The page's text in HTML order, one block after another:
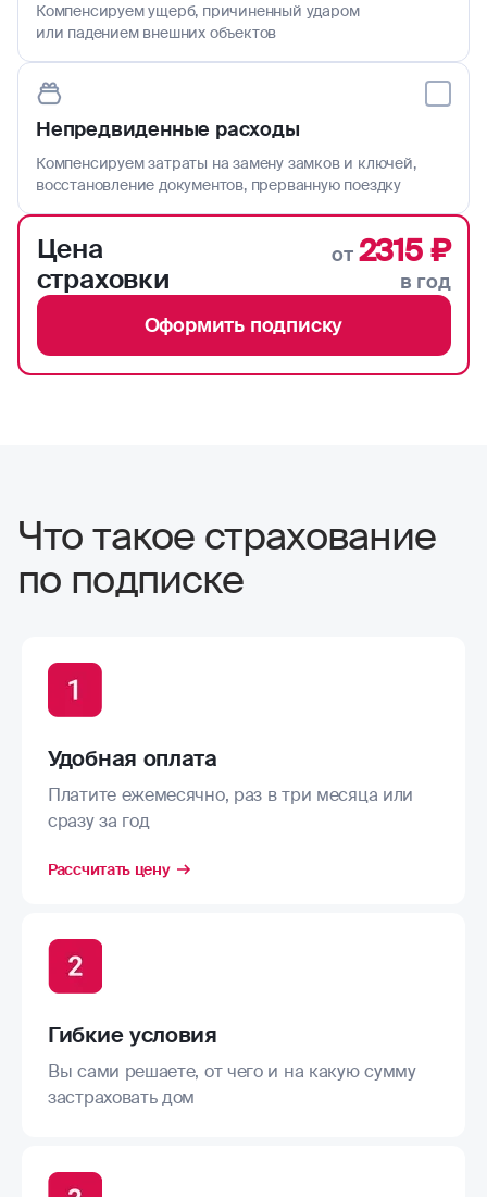
Цена
страховки
от 2315 ₽
в год
Оформить подписку
Компенсируем ущерб, причиненный ударом
или падением внешних объектов
Непредвиденные расходы
Компенсируем затраты на замену замков и ключей,
восстановление документов, прерванную поездку
Что такое страхование
по подписке
Удобная оплата
Платите ежемесячно, раз в три месяца или
сразу за год
Рассчитать цену
Гибкие условия
Вы сами решаете, от чего и на какую сумму
застраховать дом